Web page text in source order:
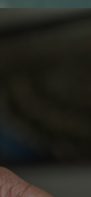
heureux de
UE40KU6000K